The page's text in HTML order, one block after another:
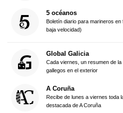
5 océanos
Boletín diario para marineros
baja velocidad)
Global Galicia
Cada viernes, un resumen de
gallegos en el exterior
A Coruña
Recibe de lunes a viernes toda
destacada de A Coruña